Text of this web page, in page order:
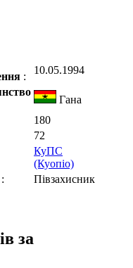
:
10.05.1994
Гана
180
72
КуПС
(Куопіо)
: Півзахисник
за